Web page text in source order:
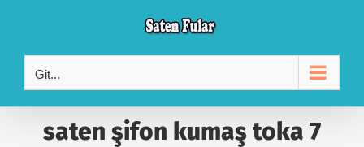
content
Git...
saten şifon kumaş toka 7